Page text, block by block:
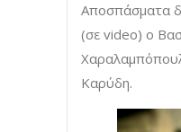
Αποσπάσματα
(σε video) ο
Καρύδη.